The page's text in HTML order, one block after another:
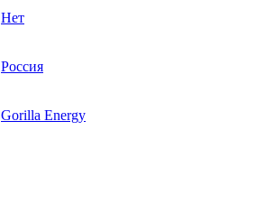
Нет
Россия
Gorilla Energy